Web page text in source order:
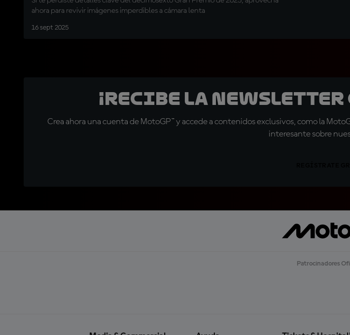
ahora para revivir imágenes imperdibles a cámara lenta
16 sept 2025
¡Recibe la Newsletter
Crea ahora una cuenta de MotoGP™ y accede a contenidos exclusivos, como la
interesante sobre
Patrocinadores